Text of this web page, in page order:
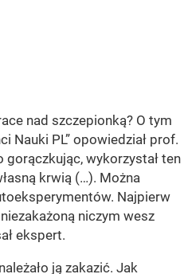
nad szczepionką? O tym
Nauki PL” opowiedział prof.
gorączkując, wykorzystał ten
krwią (…). Można
Najpierw
niczym wesz
ekspert.
ją zakazić. Jak